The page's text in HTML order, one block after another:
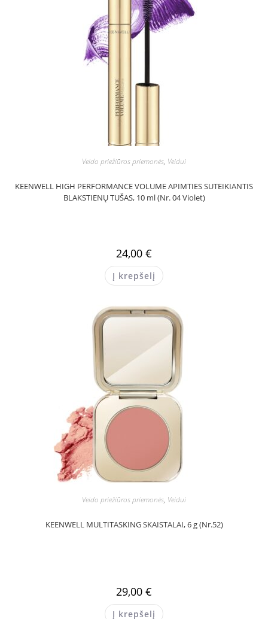
Veido priežiūros priemonės, Veidui
KEENWELL HIGH PERFORMANCE VOLUME APIMTIES SUTEIKIANTIS
BLAKSTIENŲ TUŠAS, 10 ml (Nr. 04 Violet)
24,00 €
Į krepšelį
Veido priežiūros priemonės, Veidui
KEENWELL MULTITASKING SKAISTALAI, 6 g (Nr.52)
29,00 €
Į krepšelį